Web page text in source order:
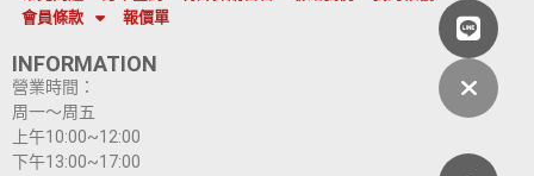
會員條款
報價單
INFORMATION
營業時間：
周一～周五
上午10:00~12:00
下午13:00~17:00